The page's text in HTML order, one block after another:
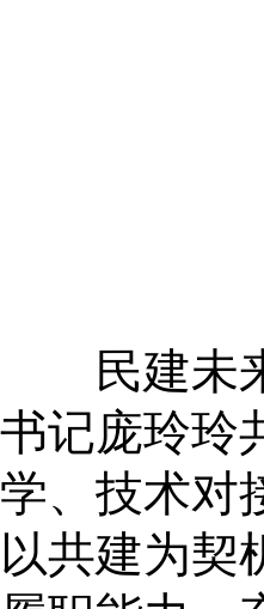
民建未来
书记庞玲玲
学、技术对
以共建为契